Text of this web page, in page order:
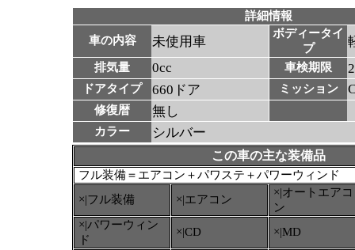
詳細情報
車の内容
未使用車
ボディータイ
プ
排気量 0cc 車検期限
ドアタイプ 660ドア ミッション
修復暦 無し
カラー シルバー
この車の主な装備品
フル装備＝エアコン＋パワステ＋パワーウィンド
×|フル装備
×|エアコン
×|オートエアコ
ン
×|パワーウィン
ド
×|CD ×|MD